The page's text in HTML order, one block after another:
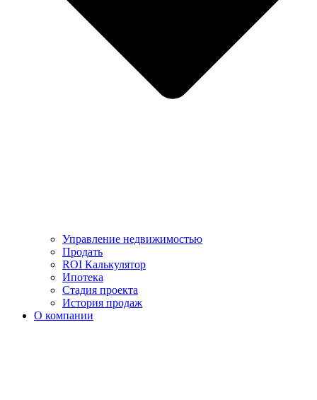
Управление недвижимостью
Продать
ROI Калькулятор
Ипотека
Стадия проекта
История продаж
О компании